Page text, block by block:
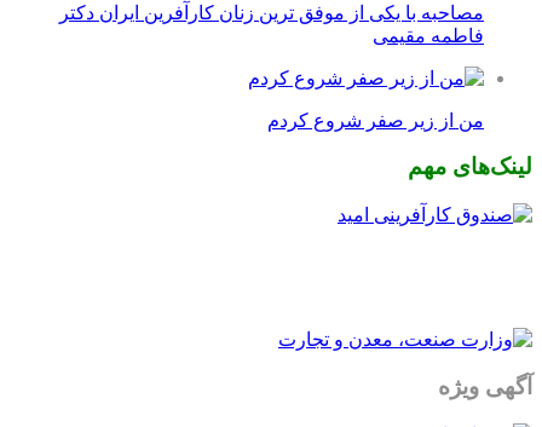
مصاحبه با یکی از موفق ترین زنان کارآفرین ایران دکتر
فاطمه مقیمی
من از زیر صفر شروع کردم
لینک‌های مهم
آگهی ویژه